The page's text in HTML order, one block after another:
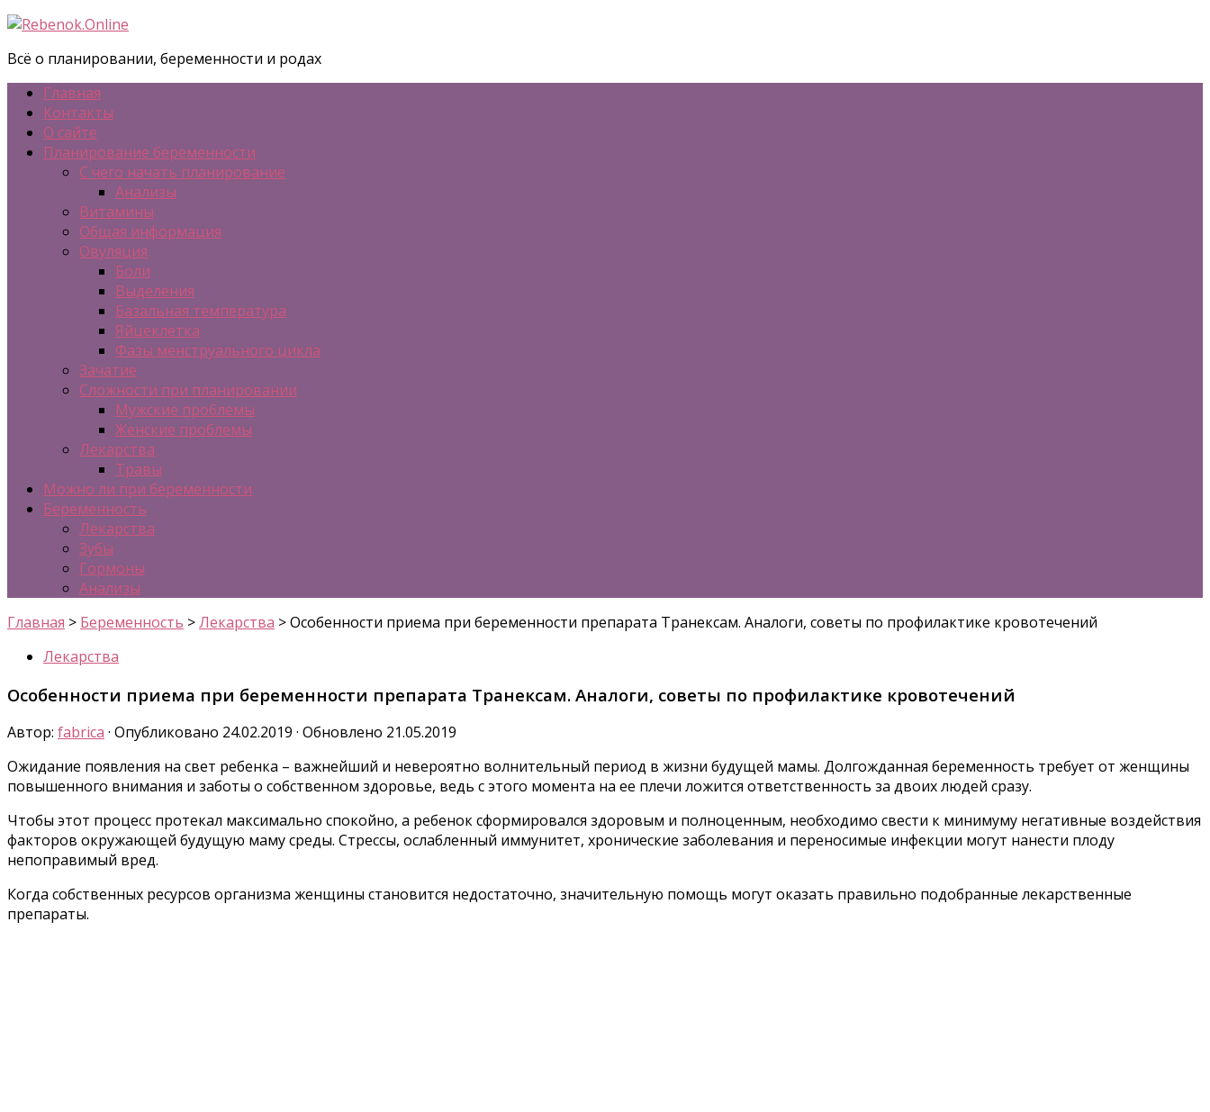
Всё о планировании, беременности и родах
Главная
Контакты
О сайте
Планирование беременности
С чего начать планирование
Анализы
Витамины
Общая информация
Овуляция
Боли
Выделения
Базальная температура
Яйцеклетка
Фазы менструального цикла
Зачатие
Сложности при планировании
Мужские проблемы
Женские проблемы
Лекарства
Травы
Можно ли при беременности
Беременность
Лекарства
Зубы
Гормоны
Анализы
Главная > Беременность >Лекарства >Особенности приема при беременности препарата Транексам. Аналоги, советы по профилактике кровотечений
Лекарства
Особенности приема при беременности препарата Транексам. Аналоги, советы по профилактике кровотечений
Автор: fabrica · Опубликовано 24.02.2019 · Обновлено 21.05.2019
Ожидание появления на свет ребенка – важнейший и невероятно волнительный период в жизни будущей мамы. Долгожданная беременность требует от женщины
повышенного внимания и заботы о собственном здоровье, ведь с этого момента на ее плечи ложится ответственность за двоих людей сразу.
Чтобы этот процесс протекал максимально спокойно, а ребенок сформировался здоровым и полноценным, необходимо свести к минимуму негативные воздействия
факторов окружающей будущую маму среды. Стрессы, ослабленный иммунитет, хронические заболевания и переносимые инфекции могут нанести плоду
непоправимый вред.
Когда собственных ресурсов организма женщины становится недостаточно, значительную помощь могут оказать правильно подобранные лекарственные
препараты.